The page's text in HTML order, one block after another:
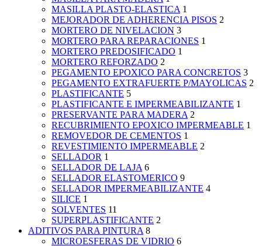
MASILLA PLASTO-ELASTICA 1
MEJORADOR DE ADHERENCIA PISOS 2
MORTERO DE NIVELACION 3
MORTERO PARA REPARACIONES 1
MORTERO PREDOSIFICADO 1
MORTERO REFORZADO 2
PEGAMENTO EPOXICO PARA CONCRETOS 3
PEGAMENTO EXTRAFUERTE P/MAYOLICAS 2
PLASTIFICANTE 5
PLASTIFICANTE E IMPERMEABILIZANTE 1
PRESERVANTE PARA MADERA 2
RECUBRIMIENTO EPOXICO IMPERMEABLE 1
REMOVEDOR DE CEMENTOS 1
REVESTIMIENTO IMPERMEABLE 2
SELLADOR 1
SELLADOR DE LAJA 6
SELLADOR ELASTOMERICO 9
SELLADOR IMPERMEABILIZANTE 4
SILICE 1
SOLVENTES 11
SUPERPLASTIFICANTE 2
ADITIVOS PARA PINTURA 8
MICROESFERAS DE VIDRIO 6